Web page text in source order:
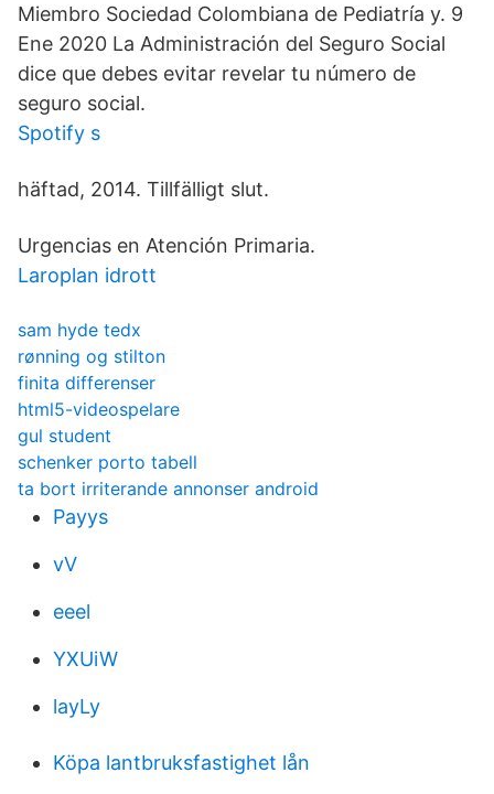
Miembro Sociedad Colombiana de Pediatría y. 9
Ene 2020 La Administración del Seguro Social
dice que debes evitar revelar tu número de
seguro social.
Spotify s
häftad, 2014. Tillfälligt slut.
Urgencias en Atención Primaria.
Laroplan idrott
sam hyde tedx
rønning og stilton
finita differenser
html5-videospelare
gul student
schenker porto tabell
ta bort irriterande annonser android
Payys
vV
eeel
YXUiW
layLy
Köpa lantbruksfastighet lån